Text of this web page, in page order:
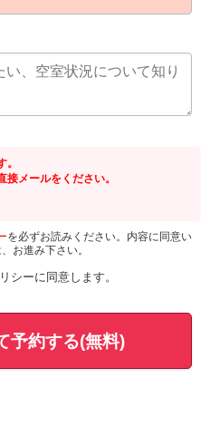
メールをください。
を必ずお読みください。内容に同意い
お進み下さい。
シーに同意します。
予約する(無料)